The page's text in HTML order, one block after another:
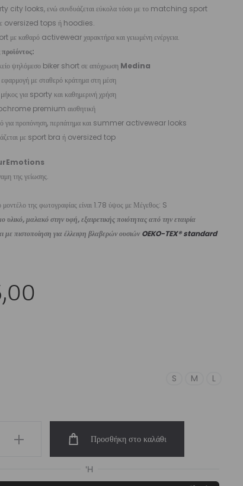
city looks, ενώ συνδυάζεται εύκολα τόσο με το matching sport
oversized tops ή hoodies.
με καθαρό activewear χαρακτήρα και γειωμένη ενέργεια.
ψηλόμεσο biker short σε απόχρωση Medina
με σταθερό κράτημα στη μέση
για sporty και καθημερινή χρήση
premium αισθητική
για προπόνηση, περπάτημα και summer activewear looks
με sport bra ή oversized top
της γείωσης.
μοντέλο της φωτογραφίας είναι 1.78 ύψος με Μέγεθος: S
υλικό, μαλακό στην υφή, εξαιρετικής ποιότητας από την εταιρία
με πιστοποίηση για έλλειψη βλαβερών ουσιών OEKO-TEX® standard
S M L
Προσθήκη στο καλάθι